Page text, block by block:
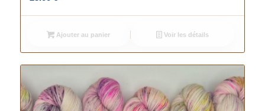
Ajouter au panier Voir les détails